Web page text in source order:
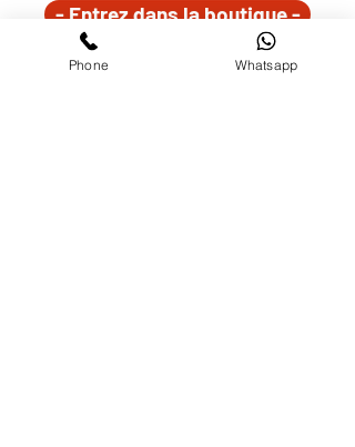
- Entrez dans la boutique -
Phone Whatsapp